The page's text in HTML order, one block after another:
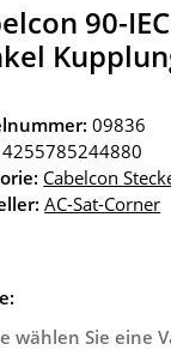
90-
09836
4255785244880
Cabelcon
AC-Sat-Corner
wählen Sie eine